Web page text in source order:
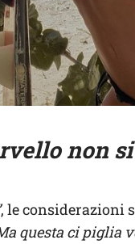
non
, le considerazioni
questa ci piglia